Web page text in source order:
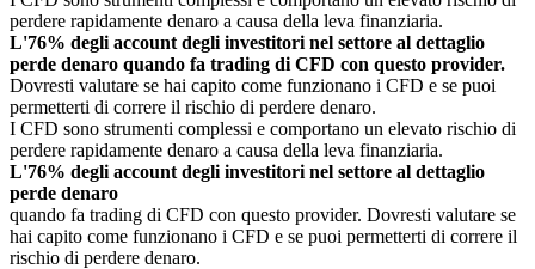
perdere rapidamente denaro a causa della leva finanziaria.
L'76% degli account degli investitori nel settore al dettaglio
perde denaro quando fa trading di CFD con questo provider.
Dovresti valutare se hai capito come funzionano i CFD e se puoi
permetterti di correre il rischio di perdere denaro.
I CFD sono strumenti complessi e comportano un elevato rischio di
perdere rapidamente denaro a causa della leva finanziaria.
L'76% degli account degli investitori nel settore al dettaglio
perde denaro
quando fa trading di CFD con questo provider. Dovresti valutare se
hai capito come funzionano i CFD e se puoi permetterti di correre il
rischio di perdere denaro.